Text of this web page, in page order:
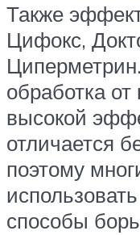
Также
Цифокс,
обработка
высокой
отличается
поэтому
способы